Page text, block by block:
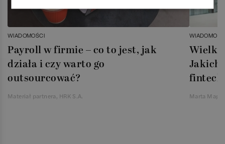
WIADOMOŚCI
Payroll w firmie – co to jest, jak
działa i czy warto go
outsourcować?
Materiał partnera, HRK S.A.
Jakich
Marta